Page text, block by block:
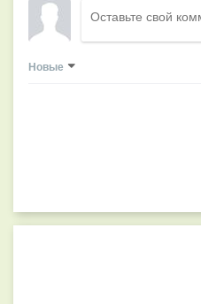
Новые